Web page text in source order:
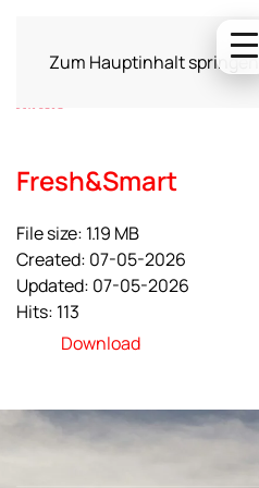
Zum Hauptinhalt springen
Fresh&Smart
File size: 1.19 MB
Created: 07-05-2026
Updated: 07-05-2026
Hits: 113
Download